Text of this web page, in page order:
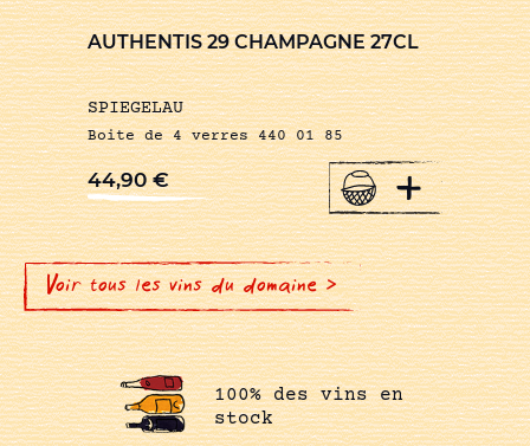
AUTHENTIS 29 CHAMPAGNE 27CL
SPIEGELAU
Boite de 4 verres 440 01 85
44,90€ +
Voir tous les vins du domaine >
100% des vins en
stock